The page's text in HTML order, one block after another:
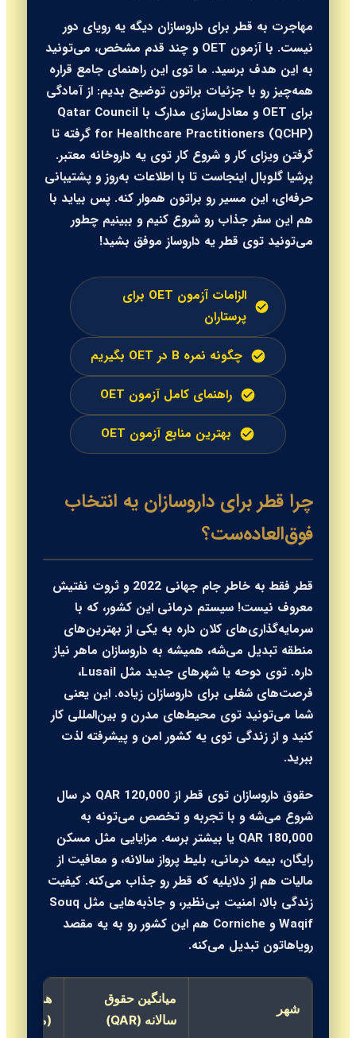
مهاجرت به قطر برای داروسازان دیگه یه رویای دور
نیست. با آزمون OET و چند قدم مشخص، می‌تونید
به این هدف برسید. ما توی این راهنمای جامع قراره
همه‌چیز رو با جزئیات براتون توضیح بدیم: از آمادگی
برای OET و معادل‌سازی مدارک با Qatar Council
for Healthcare Practitioners (QCHP) گرفته تا
گرفتن ویزای کار و شروع کار توی یه داروخانه معتبر.
پرشیا گلوبال اینجاست تا با اطلاعات به‌روز و پشتیبانی
حرفه‌ای، این مسیر رو براتون هموار کنه. پس بیاید با
هم این سفر جذاب رو شروع کنیم و ببینیم چطور
می‌تونید توی قطر یه داروساز موفق بشید!
الزامات آزمون OET برای
پرستاران
چگونه نمره B در OET بگیریم
راهنمای کامل آزمون OET
بهترین منابع آزمون OET
چرا قطر برای داروسازان یه انتخاب
فوق‌العاده‌ست؟
قطر فقط به خاطر جام جهانی 2022 و ثروت نفتیش
معروف نیست! سیستم درمانی این کشور، که با
سرمایه‌گذاری‌های کلان داره به یکی از بهترین‌های
منطقه تبدیل می‌شه، همیشه به داروسازان ماهر نیاز
داره. توی دوحه یا شهرهای جدید مثل Lusail،
فرصت‌های شغلی برای داروسازان زیاده. این یعنی
شما می‌تونید توی محیط‌های مدرن و بین‌المللی کار
کنید و از زندگی توی یه کشور امن و پیشرفته لذت
ببرید.
حقوق داروسازان توی قطر از 120,000 QAR در سال
شروع می‌شه و با تجربه و تخصص می‌تونه به
180,000 QAR یا بیشتر برسه. مزایایی مثل مسکن
رایگان، بیمه درمانی، بلیط پرواز سالانه، و معافیت از
مالیات هم از دلایلیه که قطر رو جذاب می‌کنه. کیفیت
زندگی بالا، امنیت بی‌نظیر، و جاذبه‌هایی مثل Souq
Waqif و Corniche هم این کشور رو به یه مقصد
رویاهاتون تبدیل می‌کنه.
شهر
میانگین حقوق
سالانه (QAR)
هزینه
(متوسط)